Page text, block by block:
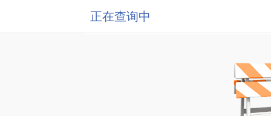
正在查询中